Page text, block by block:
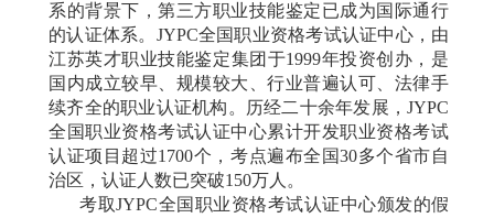
系的背景下，第三方职业技能鉴定已成为国际通行
的认证体系。 JYPC全国职业资格考试认证中心，由
江苏英才职业技能鉴定集团于1999年投资创办，是
国内成立较早、规模较大、行业普遍认可、法律手
续齐全的职业认证机构 。历经二十余年发展， JYPC
全国职业资格考试认证中心累计开发职业资格考试
认证项目超过1700个，考点遍布全国30多个省市自
治区，认证人数已突破150万人 。
考取JYPC全国职业资格考试认证中心颁发的假